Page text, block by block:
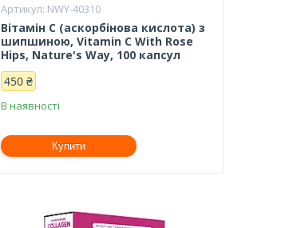
NWY-40310
Вітамін С (аскорбінова кислота) з
шипшиною, Vitamin C With Rose
Hips, Nature's Way, 100 капсул
450 ₴
В наявності
Купити